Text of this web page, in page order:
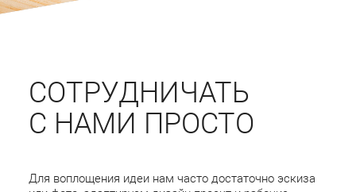
СОТРУДНИЧАТЬ
С НАМИ ПРОСТО
Для воплощения идеи нам часто достаточно эскиза